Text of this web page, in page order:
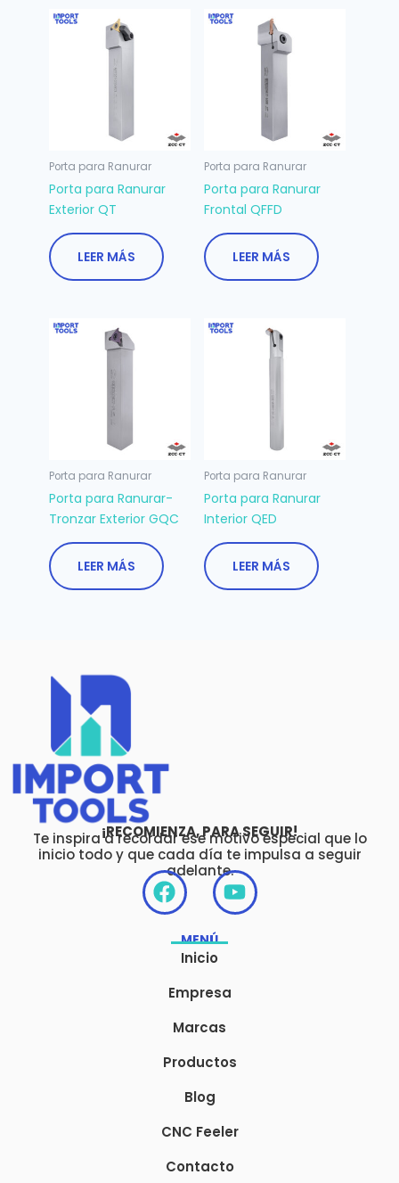
Porta para Ranurar
Porta para Ranurar
Exterior QT
LEER MÁS
Porta para Ranurar
Porta para Ranurar
Frontal QFFD
LEER MÁS
Porta para Ranurar
Porta para Ranurar-
Tronzar Exterior GQC
LEER MÁS
Porta para Ranurar
Porta para Ranurar
Interior QED
LEER MÁS
¡RECOMIENZA, PARA SEGUIR!
Te inspira a recordar ese motivo especial que lo
inicio todo y que cada día te impulsa a seguir
adelante.
F
a
c
e
o
k
Y
o
u
MENÚ
Inicio
Empresa
Marcas
Productos
Blog
CNC Feeler
Contacto